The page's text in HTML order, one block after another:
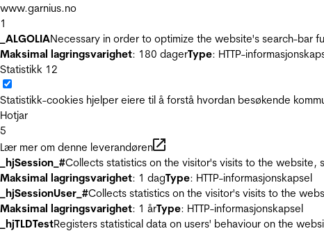
www.garnius.no
1
_ALGOLIANecessary in order to optimize the website's search-bar
Maksimal lagringsvarighet: 180 dagerType: HTTP-
Statistikk 12
Statistikk-cookies hjelper eiere til å forstå hvordan besøkende
Hotjar
5
Lær mer om denne leverandøren
_hjSession_#Collects statistics on the visitor's visits to the
Maksimal lagringsvarighet: 1 dagType: HTTP-informasjonskapsel
_hjSessionUser_#Collects statistics on the visitor's visits to the
Maksimal lagringsvarighet: 1 årType: HTTP-informasjonskapsel
_hjTLDTestRegisters statistical data on users' behaviour on the